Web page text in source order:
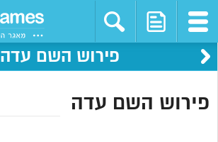
פירוש השם עדה
פירוש השם עדה